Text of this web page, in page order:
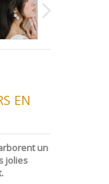
EN
un
jolies